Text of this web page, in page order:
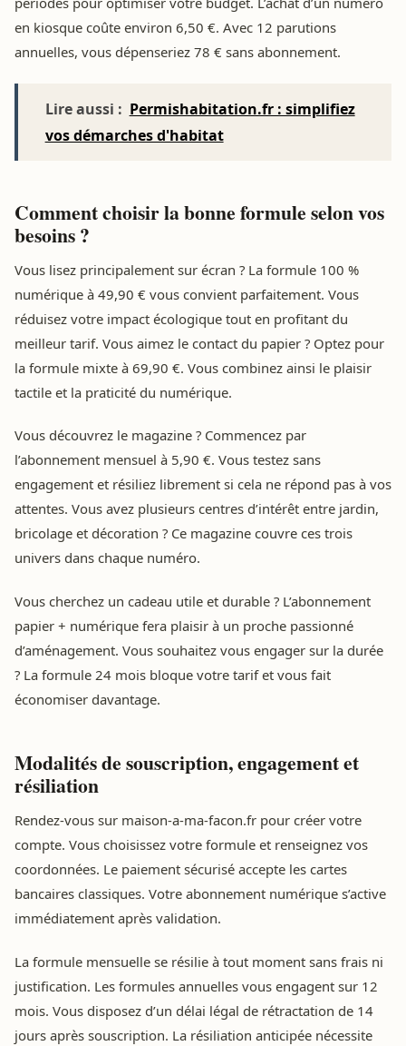
en kiosque coûte environ 6,50 €. Avec 12 parutions
annuelles, vous dépenseriez 78 € sans abonnement.
Lire aussi : Permishabitation.fr : simplifiez
vos démarches d'habitat
Comment choisir la bonne formule selon vos
besoins ?
Vous lisez principalement sur écran ? La formule 100 %
numérique à 49,90 € vous convient parfaitement. Vous
réduisez votre impact écologique tout en profitant du
meilleur tarif. Vous aimez le contact du papier ? Optez pour
la formule mixte à 69,90 €. Vous combinez ainsi le plaisir
tactile et la praticité du numérique.
Vous découvrez le magazine ? Commencez par
l’abonnement mensuel à 5,90 €. Vous testez sans
engagement et résiliez librement si cela ne répond pas à vos
attentes. Vous avez plusieurs centres d’intérêt entre jardin,
bricolage et décoration ? Ce magazine couvre ces trois
univers dans chaque numéro.
Vous cherchez un cadeau utile et durable ? L’abonnement
papier + numérique fera plaisir à un proche passionné
d’aménagement. Vous souhaitez vous engager sur la durée
? La formule 24 mois bloque votre tarif et vous fait
économiser davantage.
Modalités de souscription, engagement et
résiliation
Rendez-vous sur maison-a-ma-facon.fr pour créer votre
compte. Vous choisissez votre formule et renseignez vos
coordonnées. Le paiement sécurisé accepte les cartes
bancaires classiques. Votre abonnement numérique s’active
immédiatement après validation.
La formule mensuelle se résilie à tout moment sans frais ni
justification. Les formules annuelles vous engagent sur 12
mois. Vous disposez d’un délai légal de rétractation de 14
jours après souscription. La résiliation anticipée nécessite